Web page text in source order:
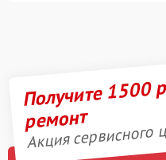
Получите 1500
ремонт
Акция сервисного